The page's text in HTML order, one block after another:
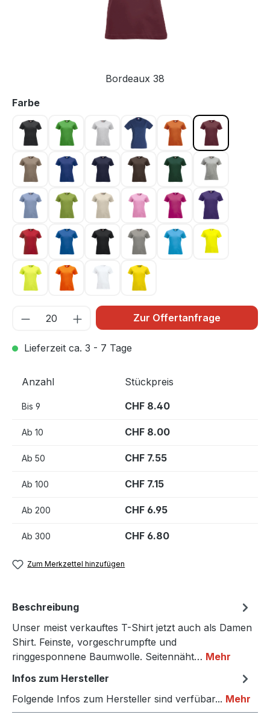
Bordeaux 38
Farbeauswählen
Anthrazit meliert 955
Apfelgrün 605
Asche 92 Blau 565 Blutorange 18Bordeaux 38
Caffe Latte 820Dunkel Blau 56Dunkel Marine 580
Dunkelmocca 825
Flaschengrün 68
Graumeliert
Hellblau 57Hellgrün 67Hellkhaki 815Hellpink 250Kirsche 300Lila 44
Rot 35 Royal Blau 55Schwarz 99Silber 94Türkis 54Warnschutz
Warnschutz Grün 600
Warnschutz Orange 170
Weiss 00 Zitrone 10
Zur Offertanfrage
Lieferzeit ca. 3 - 7 Tage
Anzahl Stückpreis
Bis 9 CHF 8.40
Ab 10 CHF 8.00
Ab 50 CHF 7.55
Ab 100 CHF 7.15
Ab 200 CHF 6.95
Ab 300 CHF 6.80
Zum Merkzettel hinzufügen
Beschreibung
Unser meist verkauftes T-Shirt jetzt auch als Damen
Shirt. Feinste, vorgeschrumpfte und
ringgesponnene Baumwolle. Seitennäht… Mehr
Infos zum Hersteller
Folgende Infos zum Hersteller sind verfübar... Mehr